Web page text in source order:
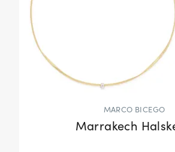
MARCO BICEGO
Marrakech